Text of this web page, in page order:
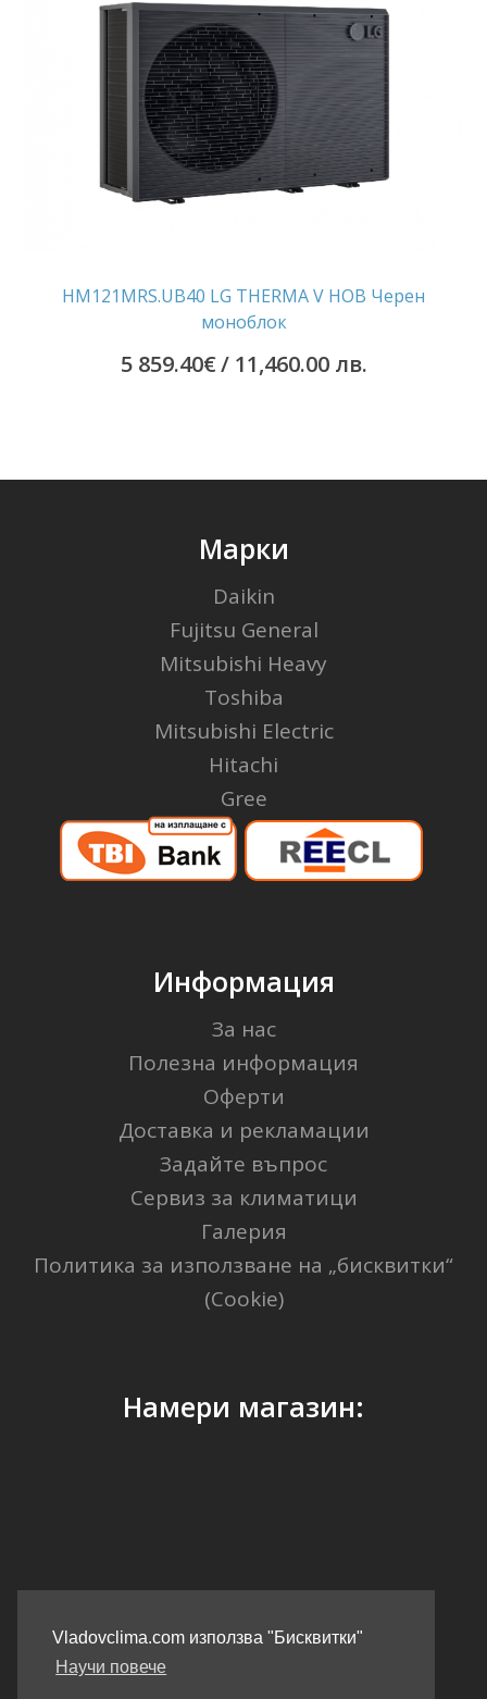
Vladovclima.com използва "Бисквитки"
Научи повече
HM121MRS.UB40 LG THERMA V НОВ Черен
моноблок
5 859.40€/ 11,460.00 лв.
Марки
Daikin
Fujitsu General
Mitsubishi Heavy
Toshiba
Mitsubishi Electric
Hitachi
Gree
Информация
За нас
Полезна информация
Оферти
Доставка и рекламации
Задайте въпрос
Сервиз за климатици
Галерия
Политика за използване на „бисквитки“
(Cookie)
Намери магазин:
GPS Координати: 41.40338, 2.17403